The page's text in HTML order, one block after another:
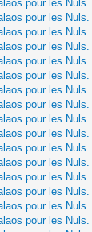
pour les Nuls.
pour les Nuls.
pour les Nuls.
pour les Nuls.
pour les Nuls.
pour les Nuls.
pour les Nuls.
pour les Nuls.
pour les Nuls.
pour les Nuls.
pour les Nuls.
pour les Nuls.
pour les Nuls.
pour les Nuls.
pour les Nuls.
pour les Nuls.